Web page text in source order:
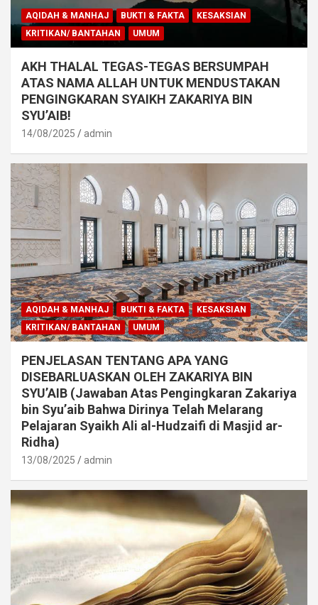
AQIDAH & MANHAJ BUKTI & FAKTA
KESAKSIAN
KRITIKAN/ BANTAHAN
UMUM
AKH THALAL TEGAS-TEGAS BERSUMPAH
ATAS NAMA ALLAH UNTUK MENDUSTAKAN
PENGINGKARAN SYAIKH ZAKARIYA BIN
SYU’AIB!
14/08/2025 admin
AQIDAH & MANHAJ BUKTI & FAKTA
KESAKSIAN
KRITIKAN/ BANTAHAN
UMUM
PENJELASAN TENTANG APA YANG
DISEBARLUASKAN OLEH ZAKARIYA BIN
SYU’AIB (Jawaban Atas Pengingkaran Zakariya
bin Syu’aib Bahwa Dirinya Telah Melarang
Pelajaran Syaikh Ali al-Hudzaifi di Masjid ar-
Ridha)
13/08/2025 admin